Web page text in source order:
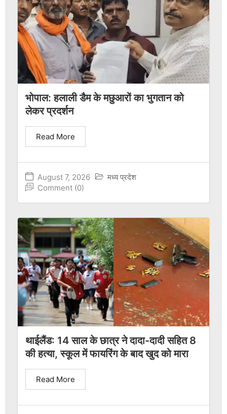
भोपाल: हलाली डैम के मछुआरों का भुगतान को
लेकर प्रदर्शन
August 7, 2026
मध्य प्रदेश
Comment (0)
Read More
थाईलैंड: 14 साल के छात्र ने दादा-दादी सहित 8
की हत्या, स्कूल में फायरिंग के बाद खुद को मारा
Read More